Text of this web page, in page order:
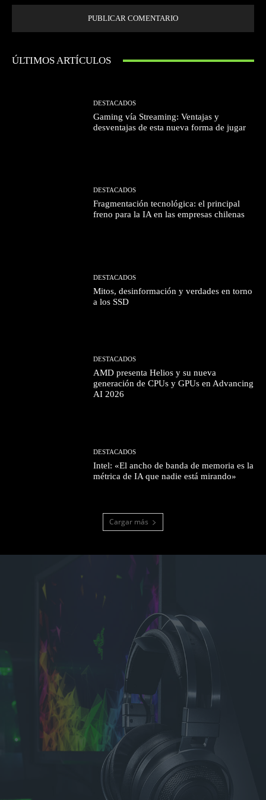
ÚLTIMOS ARTÍCULOS
DESTACADOS
Gaming vía Streaming: Ventajas y
desventajas de esta nueva forma de jugar
DESTACADOS
Fragmentación tecnológica: el principal
freno para la IA en las empresas chilenas
DESTACADOS
Mitos, desinformación y verdades en torno
a los SSD
DESTACADOS
AMD presenta Helios y su nueva
generación de CPUs y GPUs en Advancing
AI 2026
DESTACADOS
Intel: «El ancho de banda de memoria es la
métrica de IA que nadie está mirando»
Cargar más